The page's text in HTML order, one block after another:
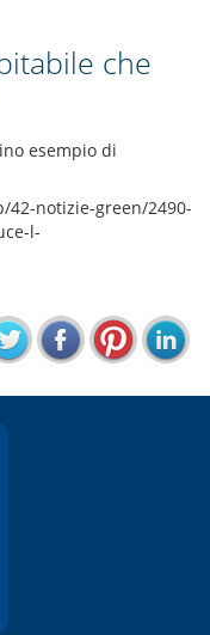
che
esempio di
notizie-green/2490-
l-